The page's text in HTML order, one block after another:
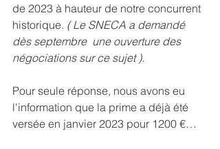
de 2023 à hauteur de notre concurrent
historique. ( Le SNECA a demandé
dès septembre  une ouverture des
négociations sur ce sujet ).
Pour seule réponse, nous avons eu
l'information que la prime a déjà été
versée en janvier 2023 pour 1200 €…